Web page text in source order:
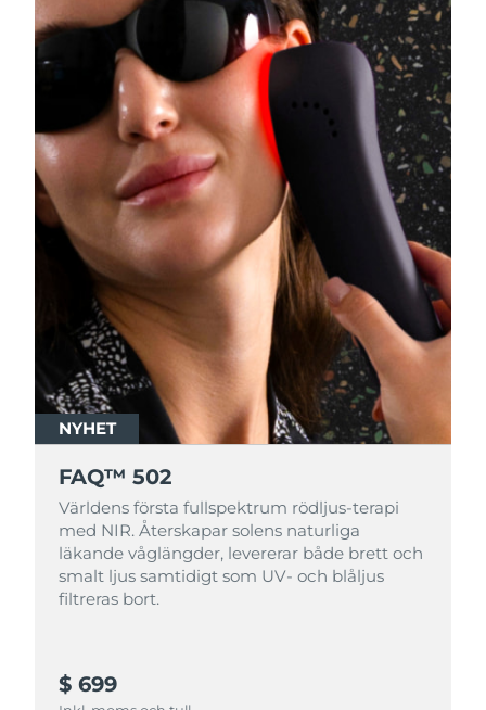
NYHET
FAQ™ 502
Världens första fullspektrum rödljus-terapi
med NIR. Återskapar solens naturliga
läkande våglängder, levererar både brett och
smalt ljus samtidigt som UV- och blåljus
filtreras bort.
$ 699